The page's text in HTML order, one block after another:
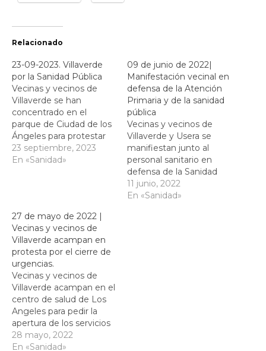
Relacionado
23-09-2023. Villaverde
por la Sanidad Pública
Vecinas y vecinos de
Villaverde se han
concentrado en el
parque de Ciudad de los
Ángeles para protestar
por la situación precaria
de la sanidad y la
23 septiembre, 2023
En «Sanidad»
09 de junio de 2022|
Manifestación vecinal en
defensa de la Atención
Primaria y de la sanidad
pública
Vecinas y vecinos de
Villaverde y Usera se
manifiestan junto al
personal sanitario en
defensa de la Sanidad
Pública y de la Atención
Primaria. Denuncian la
11 junio, 2022
En «Sanidad»
27 de mayo de 2022 |
Vecinas y vecinos de
Villaverde acampan en
protesta por el cierre de
urgencias.
Vecinas y vecinos de
Villaverde acampan en el
centro de salud de Los
Angeles para pedir la
apertura de los servicios
de urgencias SUAP.
Piden una reunión
28 mayo, 2022
En «Sanidad»